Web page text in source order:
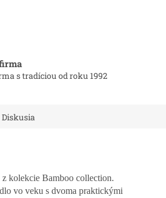
s tradíciou od roku 1992
Diskusia
kolekcie Bamboo collection.
vo veku s dvoma praktickými